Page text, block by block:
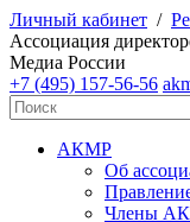
Личный кабинет /
Ассоциация
Медиа России
+7 (495) 157-56-56
АКМР
Об
Члены